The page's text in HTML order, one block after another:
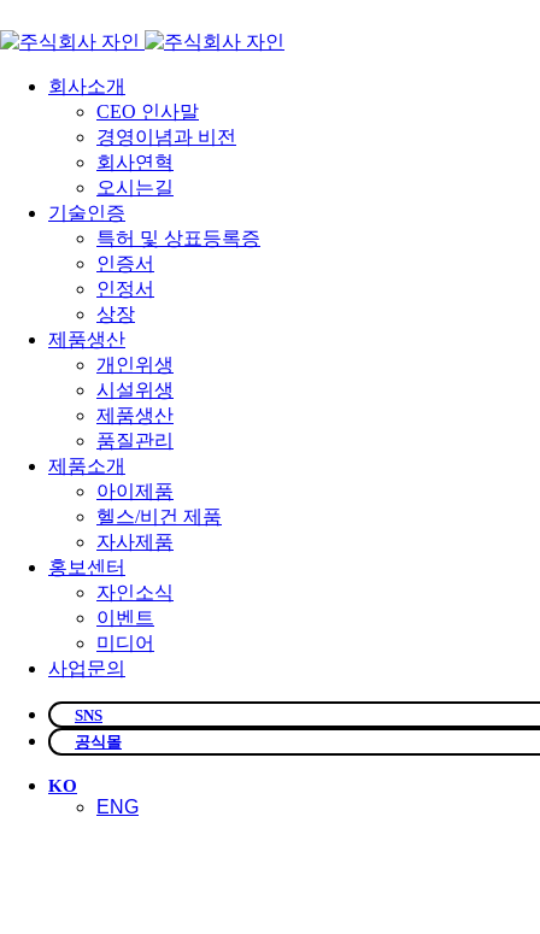
회사소개
CEO 인사말
경영이념과 비전
회사연혁
오시는길
기술인증
특허 및 상표등록증
인증서
인정서
상장
제품생산
개인위생
시설위생
제품생산
품질관리
제품소개
아이제품
헬스/비건 제품
자사제품
홍보센터
자인소식
이벤트
미디어
사업문의
SNS
공식몰
KO
ENG